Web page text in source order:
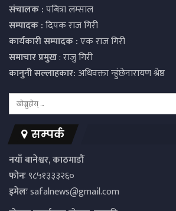
संचालक :पबित्रा लम्साल
सम्पादक :दिपक राज गिरी
कार्यकारी सम्पादक :एक राज गिरी
समाचार प्रमुख: राजु गिरी
कानुनी सल्लाहकार:अधिवक्ता न्हुंछेनारायण श्रेष्ठ
सम्पर्क
नयाँ बानेश्वर, काठमाडौं
फोनः९८५१३३३२६०
इमेलःsafalnews@gmail.com